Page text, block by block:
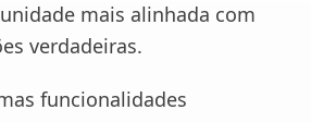
mais alinhada com
verdadeiras.
funcionalidades